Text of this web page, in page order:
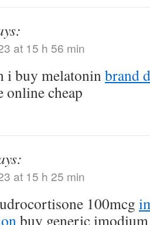
at 15 h 56 min
i buy melatoninbrand
online cheap
at 15 h 25 min
100mcg
buy generic